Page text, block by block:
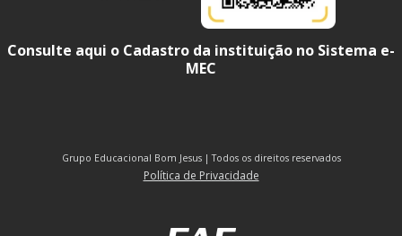
Consulte aqui o Cadastro da instituição no Sistema e-
MEC
Grupo Educacional Bom Jesus | Todos os direitos reservados
Política de Privacidade